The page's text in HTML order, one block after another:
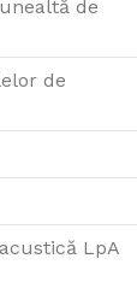
de
de
LpA